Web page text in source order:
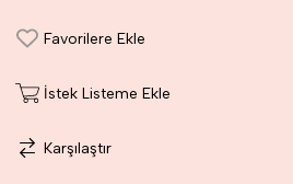
Favorilere Ekle
İstek Listeme Ekle
Karşılaştır